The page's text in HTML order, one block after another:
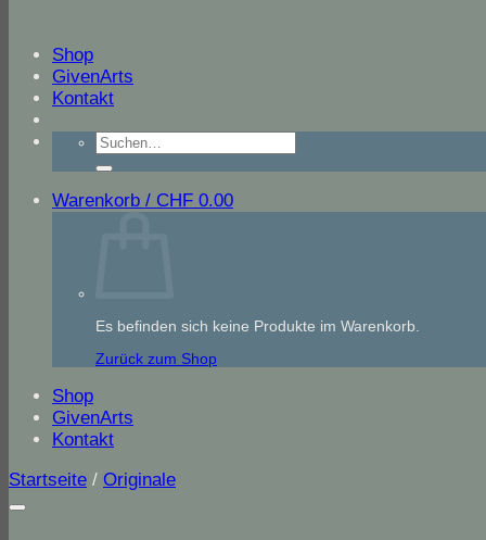
Shop
GivenArts
Kontakt
Suche
nach:
Warenkorb / CHF 0.00
Es befinden sich keine Produkte im Warenkorb.
Zurück zum Shop
Shop
GivenArts
Kontakt
Startseite / Originale